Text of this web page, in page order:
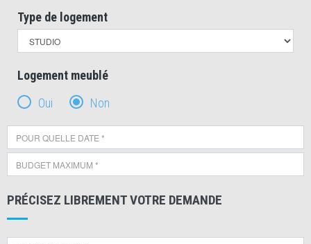
Type de logement
Logement meublé
Oui
Non
PRÉCISEZ LIBREMENT VOTRE DEMANDE